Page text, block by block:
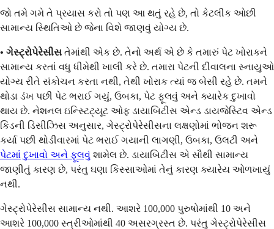
જો તમે ગમે તે પ્રયાસ કરો તો પણ આ થતું રહે છે, તો કેટલીક ઓછી
સામાન્ય સ્થિતિઓ છે જેના વિશે જાણવું યોગ્ય છે.
• ગેસ્ટ્રોપેરેસીસ તેમાંથી એક છે. તેનો અર્થ એ છે કે તમારું પેટ ખોરાકને
સામાન્ય કરતાં વધુ ધીમેથી ખાલી કરે છે. તમારા પેટની દીવાલના સ્નાયુઓ
યોગ્ય રીતે સંકોચન કરતા નથી, તેથી ખોરાક ત્યાં જ બેસી રહે છે. તમને
થોડા ડંખ પછી પેટ ભરાઈ ગયું, ઉબકા, પેટ ફૂલવું અને ક્યારેક દુખાવો
થાય છે. નેશનલ ઇન્સ્ટિટ્યૂટ ઓફ ડાયાબિટીસ એન્ડ ડાયજેસ્ટિવ એન્ડ
કિડની ડિસીઝિસ અનુસાર, ગેસ્ટ્રોપેરેસીસના લક્ષણોમાં ભોજન શરૂ
કર્યા પછી થોડીવારમાં પેટ ભરાઈ ગયાની લાગણી, ઉબકા, ઉલટી અને
પેટમાં દુખાવો અને ફૂલવું શામેલ છે. ડાયાબિટીસ એ સૌથી સામાન્ય
જાણીતું કારણ છે, પરંતુ ઘણા કિસ્સાઓમાં તેનું કારણ ક્યારેય ઓળખાયું
નથી.
ગેસ્ટ્રોપેરેસીસ સામાન્ય નથી. આશરે 100,000 પુરુષોમાંથી 10 અને
આશરે 100,000 સ્ત્રીઓમાંથી 40 અસરગ્રસ્ત છે. પરંતુ ગેસ્ટ્રોપેરેસીસ